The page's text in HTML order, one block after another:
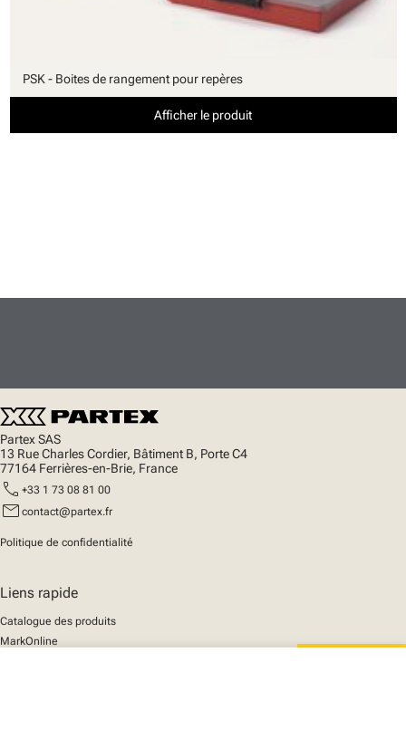
PSK - Boites de rangement pour repères
Afficher le produit
Partex SAS
13 Rue Charles Cordier, Bâtiment B, Porte C4
77164 Ferrières-en-Brie, France
call +33 1 73 08 81 00
mail contact@partex.fr
Politique de confidentialité
Liens rapide
Catalogue des produits
MarkOnline